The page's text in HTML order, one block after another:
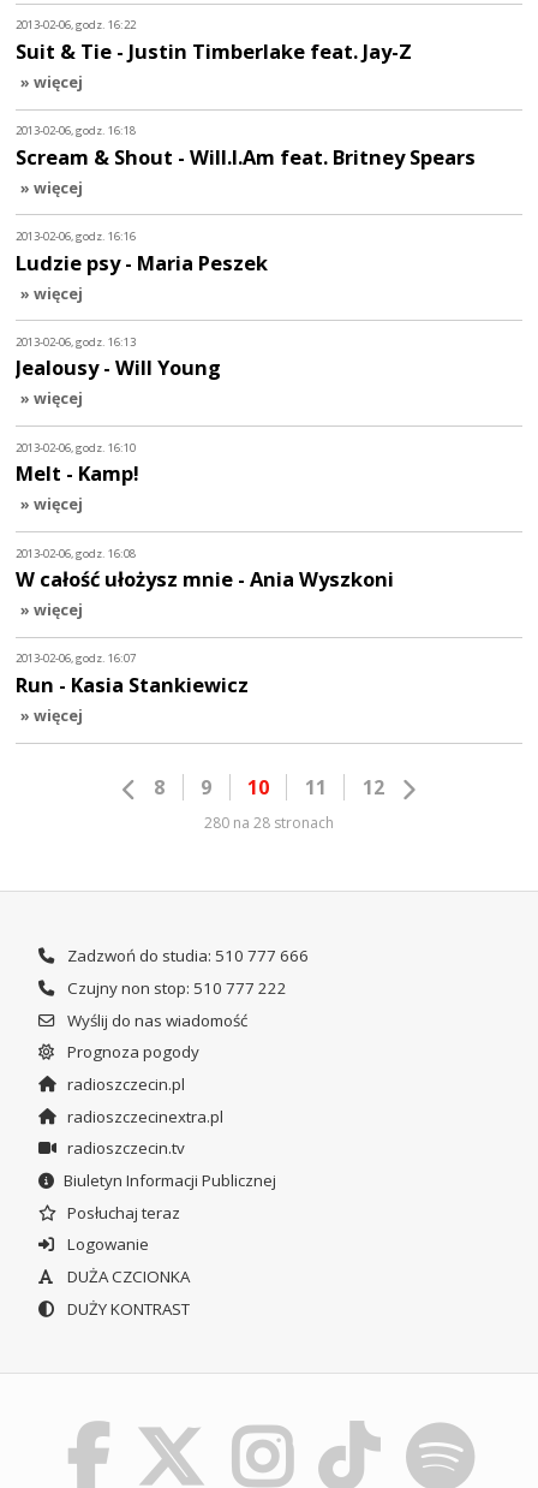
2013-02-06, godz. 16:22
Suit & Tie - Justin Timberlake feat. Jay-Z
» więcej
2013-02-06, godz. 16:18
Scream & Shout - Will.I.Am feat. Britney Spears
» więcej
2013-02-06, godz. 16:16
Ludzie psy - Maria Peszek
» więcej
2013-02-06, godz. 16:13
Jealousy - Will Young
» więcej
2013-02-06, godz. 16:10
Melt - Kamp!
» więcej
2013-02-06, godz. 16:08
W całość ułożysz mnie - Ania Wyszkoni
» więcej
2013-02-06, godz. 16:07
Run - Kasia Stankiewicz
» więcej
8 9 10 11 12
280 na 28 stronach
Zadzwoń do studia: 510 777 666
Czujny non stop: 510 777 222
Wyślij do nas wiadomość
Prognoza pogody
radioszczecin.pl
radioszczecinextra.pl
radioszczecin.tv
Biuletyn Informacji Publicznej
Posłuchaj teraz
Logowanie
DUŻA CZCIONKA
DUŻY KONTRAST